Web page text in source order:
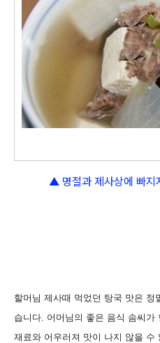
▲ 명절과 제사상에 빠지
할머님 제사때 먹었던 탕국 맛은 정
습니다. 어머님의 좋은 음식 솜씨가
재료와 어우러져 맛이 나지 않을 수